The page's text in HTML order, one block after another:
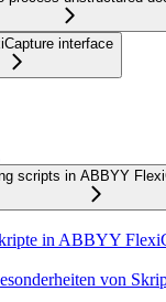
interface
scripts in ABBYY
in ABBYY
von